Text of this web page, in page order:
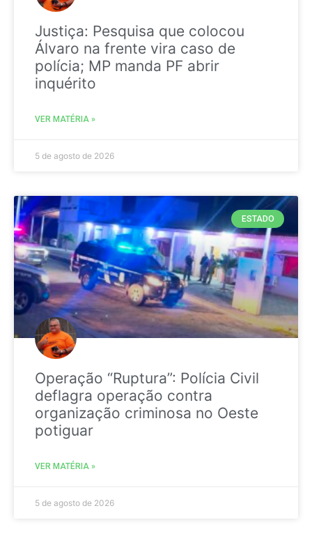
Justiça: Pesquisa que colocou
Álvaro na frente vira caso de
polícia; MP manda PF abrir
inquérito
VER MATÉRIA »
5 de agosto de 2026
ESTADO
Operação “Ruptura”: Polícia Civil
deflagra operação contra
organização criminosa no Oeste
potiguar
VER MATÉRIA »
5 de agosto de 2026